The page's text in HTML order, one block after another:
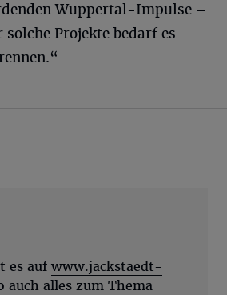
Wuppertal-Impulse –
Projekte bedarf es
es aufwww.jackstaedt-
auch alles zum Thema